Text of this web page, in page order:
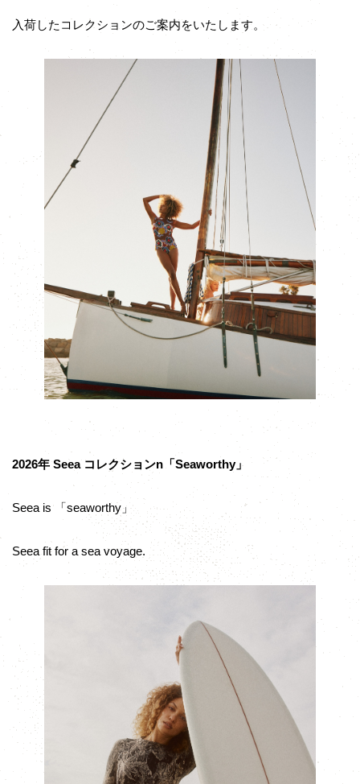
入荷したコレクションのご案内をいたします。
2026年 Seea コレクションn「Seaworthy」
Seea is 「seaworthy」
Seea fit for a sea voyage.